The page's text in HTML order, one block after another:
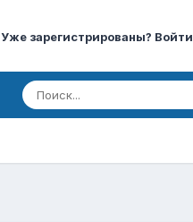
Уже зарегистрированы? Войти